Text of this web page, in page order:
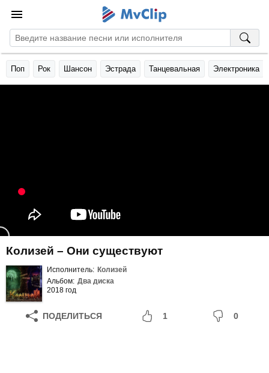
Поп Рок Шансон Эстрада Танцевальная Электроника
Колизей – Они существуют
Исполнитель: Колизей
Альбом: Два диска
2018 год
ПОДЕЛИТЬСЯ 1 0